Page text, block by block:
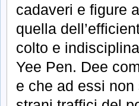
cadaveri e figure
quella
colto e
Yee Pen. Dee
e che ad essi